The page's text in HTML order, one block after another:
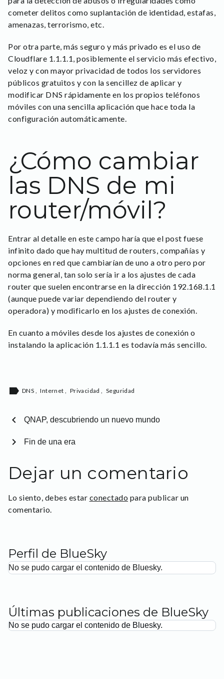
cometer delitos como suplantación de identidad, estafas,
amenazas, terrorismo, etc.
Por otra parte, más seguro y más privado es el uso de
Cloudflare 1.1.1.1, posiblemente el servicio más efectivo,
veloz y con mayor privacidad de todos los servidores
públicos gratuitos y con la sencillez de aplicar y
modificar DNS rápidamente en los propios teléfonos
móviles con una sencilla aplicación que hace toda la
configuración automáticamente.
¿Cómo cambiar
las DNS de mi
router/móvil?
Entrar al detalle en este campo haría que el post fuese
infinito dado que hay multitud de routers, compañías y
opciones en red que cambiarían de uno a otro pero por
norma general, tan solo sería ir a los ajustes de cada
router que suelen encontrarse en la dirección 192.168.1.1
(aunque puede variar dependiendo del router y
operadora) y modificarlo en los ajustes de conexión.
En cuanto a móviles desde los ajustes de conexión o
instalando la aplicación 1.1.1.1 es todavía más sencillo.
label DNS , Internet, Privacidad, Seguridad
chevron_left QNAP, descubriendo un nuevo mundo
Fin de una era
chevron_right
Dejar un comentario
Lo siento, debes estar conectado para publicar un
comentario.
Perfil de BlueSky
No se pudo cargar el contenido de Bluesky.
Últimas publicaciones de BlueSky
No se pudo cargar el contenido de Bluesky.